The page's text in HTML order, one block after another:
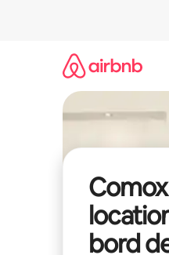
bord